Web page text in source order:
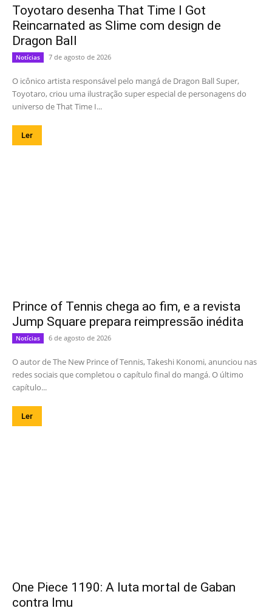
Toyotaro desenha That Time I Got
Reincarnated as Slime com design de
Dragon Ball
Notícias 7 de agosto de 2026
O icônico artista responsável pelo mangá de Dragon Ball Super,
Toyotaro, criou uma ilustração super especial de personagens do
universo de That Time I...
Ler
Prince of Tennis chega ao fim, e a revista
Jump Square prepara reimpressão inédita
Notícias 6 de agosto de 2026
O autor de The New Prince of Tennis, Takeshi Konomi, anunciou nas
redes sociais que completou o capítulo final do mangá. O último
capítulo...
Ler
One Piece 1190: A luta mortal de Gaban
contra Imu